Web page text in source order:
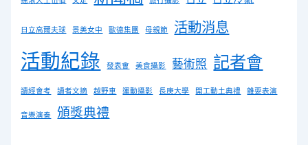
日立高爾夫球 景美女中 歐德集團 母親節 活動消息
活動紀錄 發表會 美食攝影 藝術照 記者會
讀經會考 讀者文摘 越野車 運動攝影 長庚大學 開工動土典禮 雜耍表演
音樂演奏 頒獎典禮